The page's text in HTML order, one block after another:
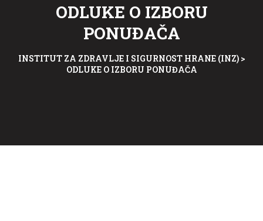
ODLUKE O IZBORU
PONUĐAČA
INSTITUT ZA ZDRAVLJE I SIGURNOST HRANE (INZ)>
ODLUKE O IZBORU PONUĐAČA